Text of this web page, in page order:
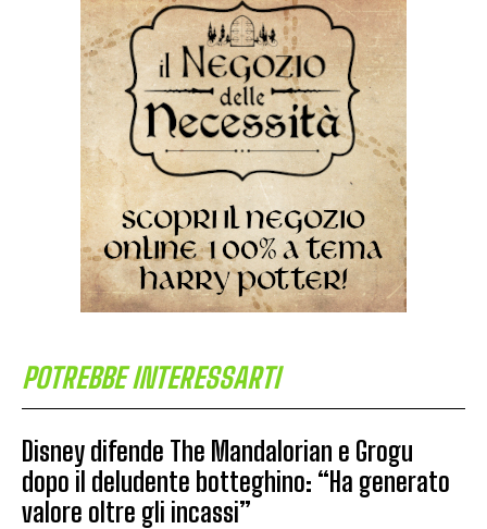
POTREBBE INTERESSARTI
Disney difende The Mandalorian e Grogu
dopo il deludente botteghino: “Ha generato
valore oltre gli incassi”